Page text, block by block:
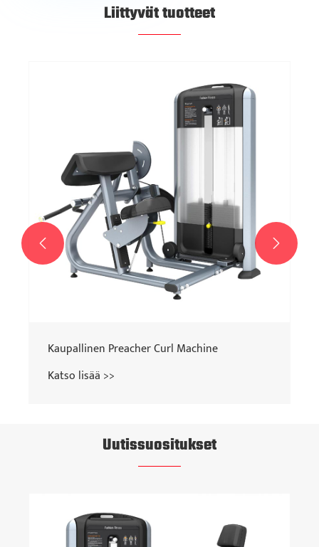
Liittyvät tuotteet
Kaupallinen Preacher Curl Machine
Katso lisää >>
 
Uutissuositukset